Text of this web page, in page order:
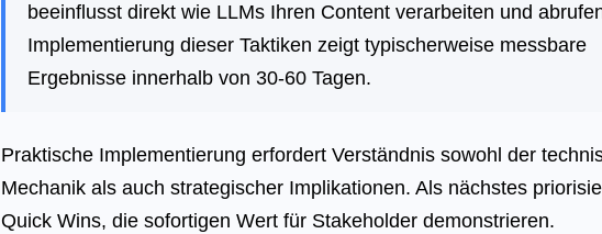
beeinflusst direkt wie LLMs Ihren Content verarbeiten und
Implementierung dieser Taktiken zeigt typischerweise messbare
Ergebnisse innerhalb von 30-60 Tagen.
Praktische Implementierung erfordert Verständnis sowohl der
Mechanik als auch strategischer Implikationen. Als nächstes
Quick Wins, die sofortigen Wert für Stakeholder demonstrieren.